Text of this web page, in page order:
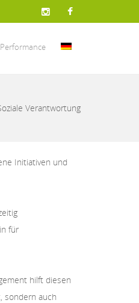
Verantwortung
Initiativen und
für
hilft diesen
sondern auch